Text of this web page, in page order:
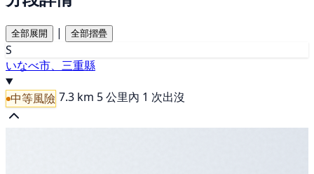
全部展開 | 全部摺疊
S
いなべ市、三重縣
中等風險 7.3 km 5 公里內 1 次出沒